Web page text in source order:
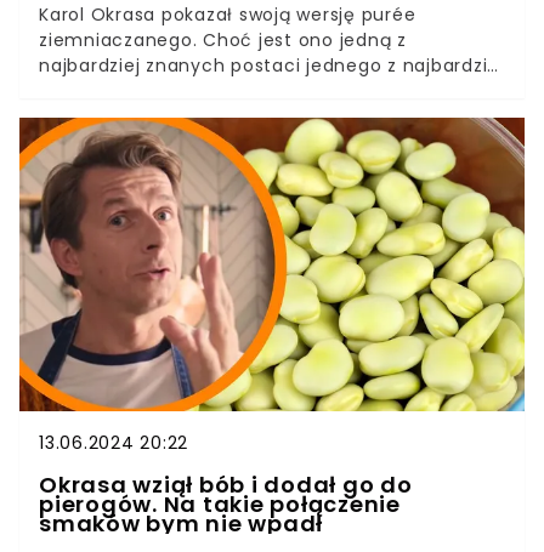
Karol Okrasa pokazał swoją wersję purée
ziemniaczanego. Choć jest ono jedną z
najbardziej znanych postaci jednego z najbardziej
tym wydaniu zwykłe purée staje się dziełem
sztuki.
13.06.2024 20:22
Okrasa wziął bób i dodał go do
pierogów. Na takie połączenie
smaków bym nie wpadł